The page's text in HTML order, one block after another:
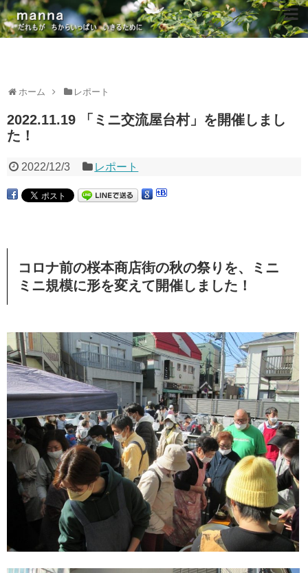
ホーム レポート
2022.11.19 「ミニ交流屋台村」を開催しまし
た！
2022/12/3 レポート
コロナ前の桜本商店街の秋の祭りを、ミニ
ミニ規模に形を変えて開催しました！